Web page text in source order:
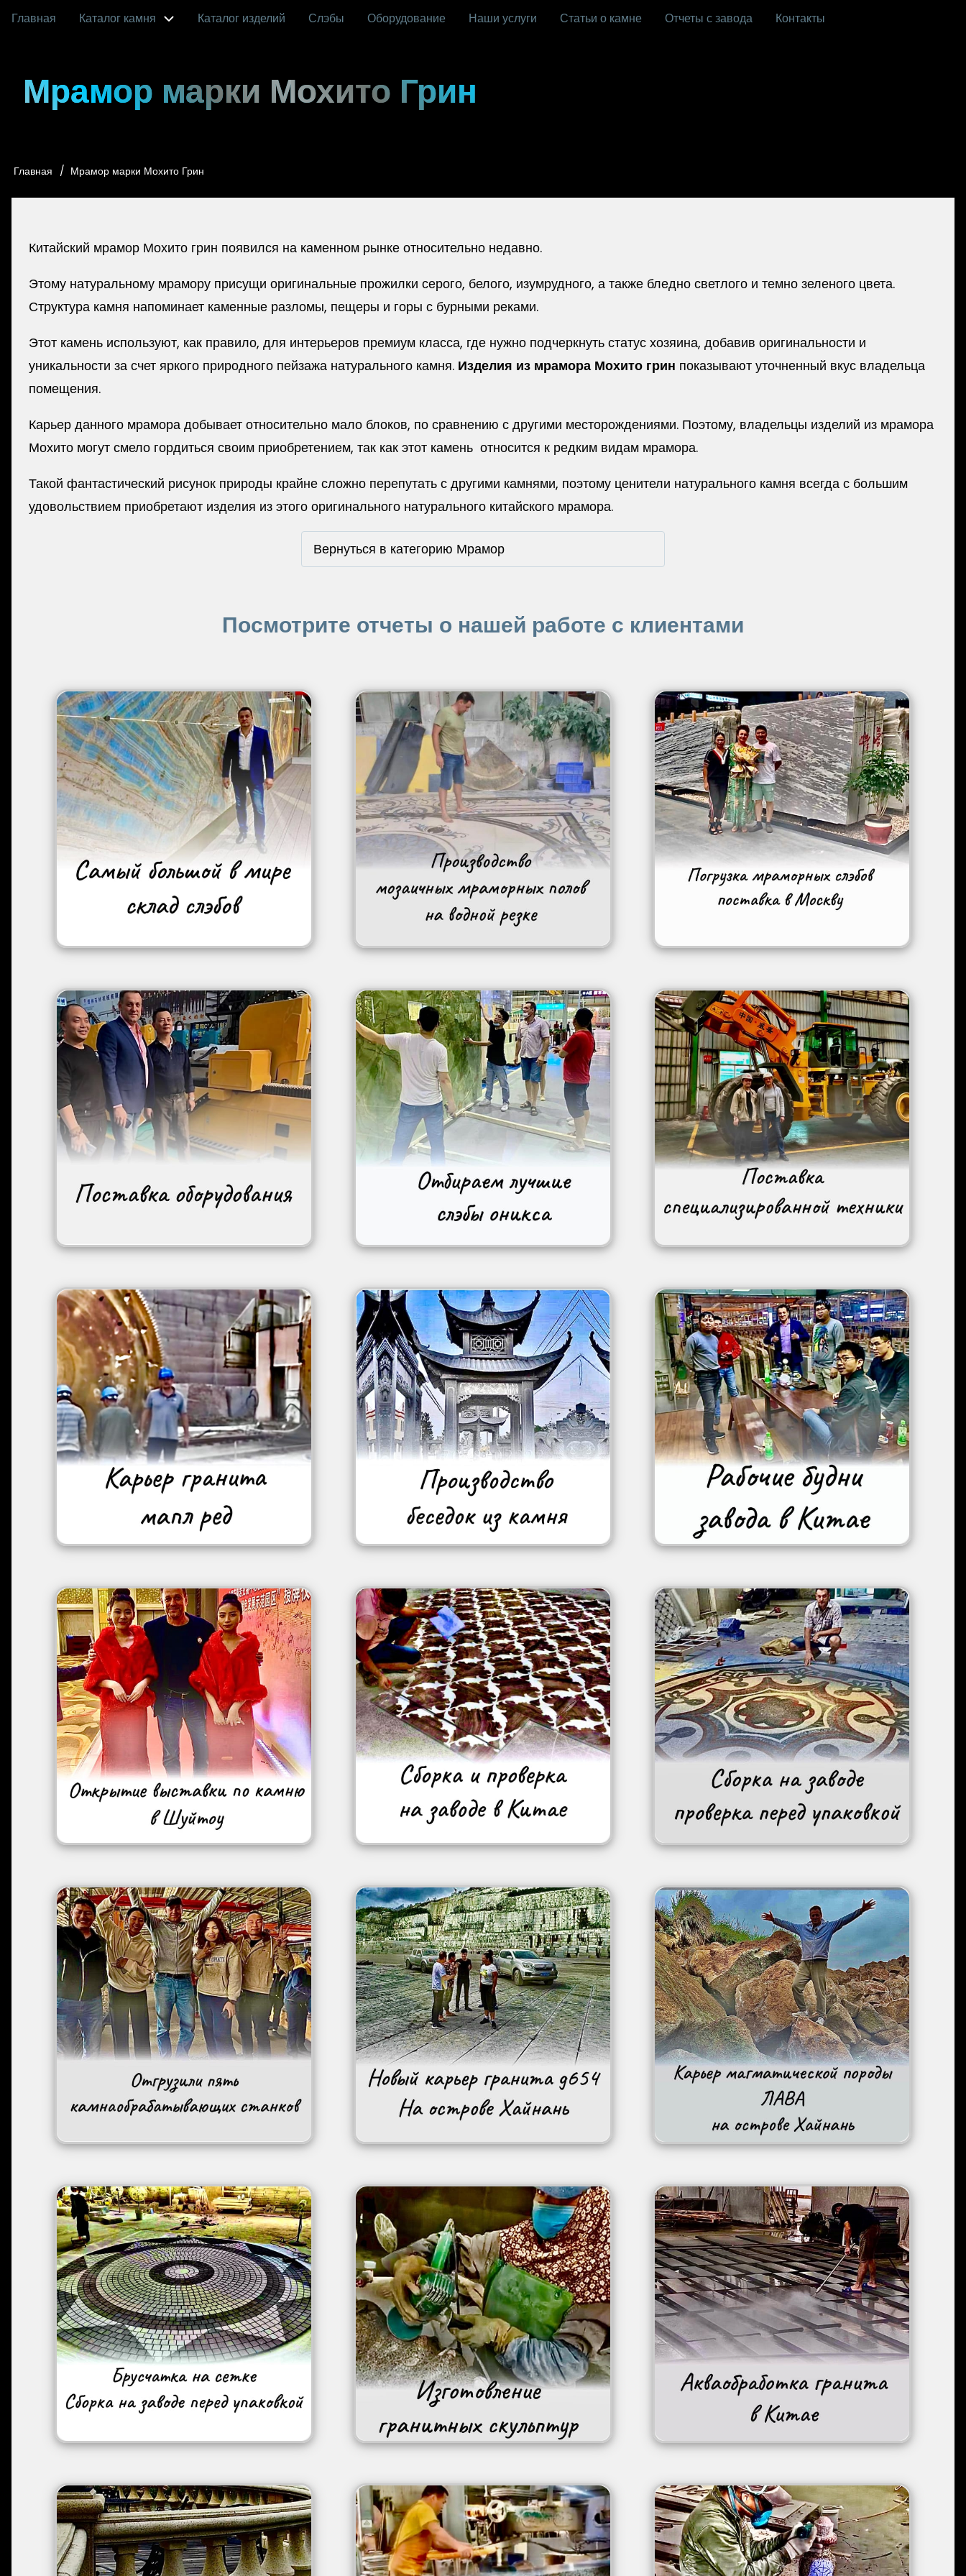
Перейти
содержанию
Main
Главная Каталог камня Каталог изделий Слэбы Оборудование Наши услуги Статьи о камне Отчеты с завода Контакты
Мрамор марки Мохито Грин
Строка
Главная Мрамор марки Мохито Грин
Китайский мрамор Мохито грин появился на каменном рынке относительно недавно.
Этому натуральному мрамору присущи оригинальные прожилки серого, белого, изумрудного, а также бледно светлого и темно зеленого цвета.
Структура камня напоминает каменные разломы, пещеры и горы с бурными реками.
Этот камень используют, как правило, для интерьеров премиум класса, где нужно подчеркнуть статус хозяина, добавив оригинальности и
уникальности за счет яркого природного пейзажа натурального камня. Изделия из мрамора Мохито грин показывают уточненный вкус владельца
помещения.
Карьер данного мрамора добывает относительно мало блоков, по сравнению с другими месторождениями. Поэтому, владельцы изделий из мрамора
Мохито могут смело гордиться своим приобретением, так как этот камень относится к редким видам мрамора.
Такой фантастический рисунок природы крайне сложно перепутать с другими камнями, поэтому ценители натурального камня всегда с большим
удовольствием приобретают изделия из этого оригинального натурального китайского мрамора.
Вернуться в категорию Мрамор
Посмотрите отчеты о нашей работе с клиентами
Image Image Image
Image Image Image
Image Image Image
Image Image Image
Image Image Image
Image Image Image
Image Image Image